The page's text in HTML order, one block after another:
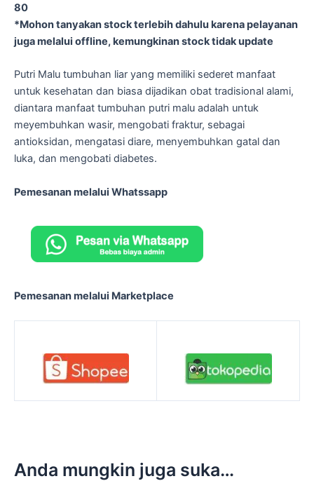
80
*Mohon tanyakan stock terlebih dahulu karena pelayanan
juga melalui offline, kemungkinan stock tidak update
Putri Malu tumbuhan liar yang memiliki sederet manfaat
untuk kesehatan dan biasa dijadikan obat tradisional alami,
diantara manfaat tumbuhan putri malu adalah untuk
meyembuhkan wasir, mengobati fraktur, sebagai
antioksidan, mengatasi diare, menyembuhkan gatal dan
luka, dan mengobati diabetes.
Pemesanan melalui Whatssapp
Pemesanan melalui Marketplace
Anda mungkin juga suka…